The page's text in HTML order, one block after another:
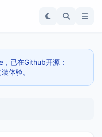
已在Github开源：
体验。